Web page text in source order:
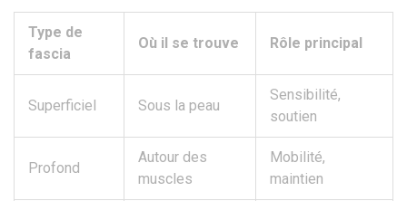
Type de
fascia
Où il se trouve Rôle principal
Superficiel Sous la peau
Sensibilité,
soutien
Profond
Autour des
muscles
Mobilité,
maintien